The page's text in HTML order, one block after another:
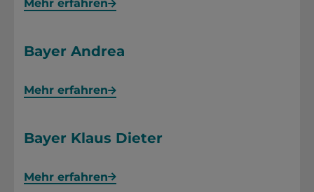
Mehr erfahren
Bayer Andrea
Mehr erfahren
Bayer Klaus Dieter
Mehr erfahren